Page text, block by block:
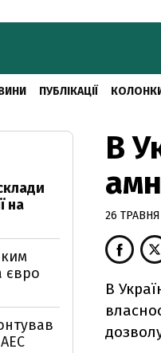
ПУБЛІКАЦІЇ
В
26 ТРАВНЯ
В
на
євро